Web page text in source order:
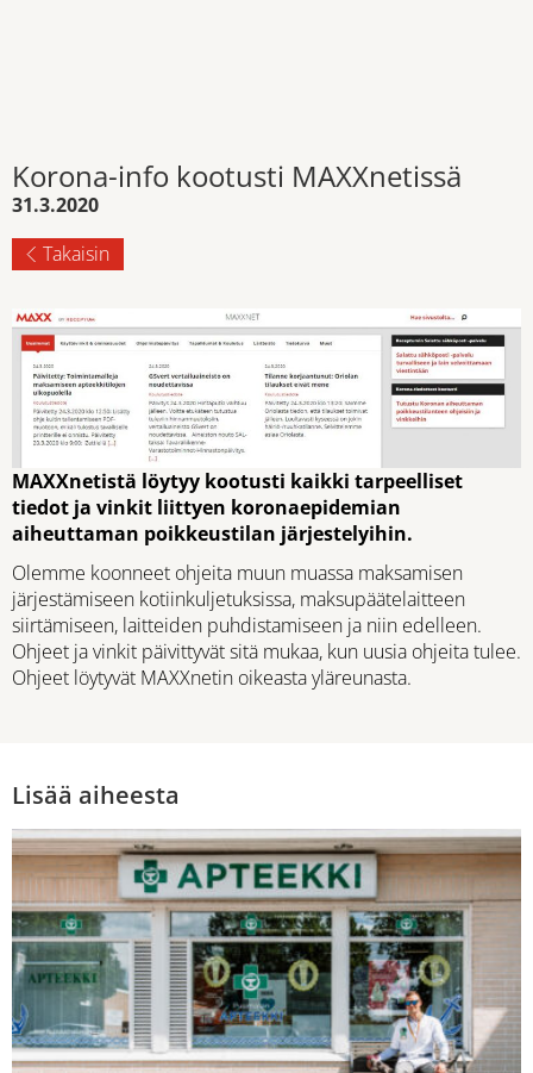
Korona-info kootusti MAXXnetissä
31.3.2020
Takaisin
MAXXnetistä löytyy kootusti kaikki tarpeelliset
tiedot ja vinkit liittyen koronaepidemian
aiheuttaman poikkeustilan järjestelyihin.
Olemme koonneet ohjeita muun muassa maksamisen
järjestämiseen kotiinkuljetuksissa, maksupäätelaitteen
siirtämiseen, laitteiden puhdistamiseen ja niin edelleen.
Ohjeet ja vinkit päivittyvät sitä mukaa, kun uusia ohjeita tulee.
Ohjeet löytyvät MAXXnetin oikeasta yläreunasta.
Lisää aiheesta